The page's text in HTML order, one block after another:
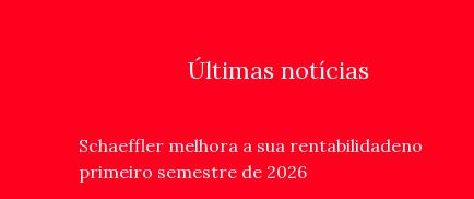
Últimas notícias
Schaeffler melhora a sua rentabilidadeno
primeiro semestre de 2026